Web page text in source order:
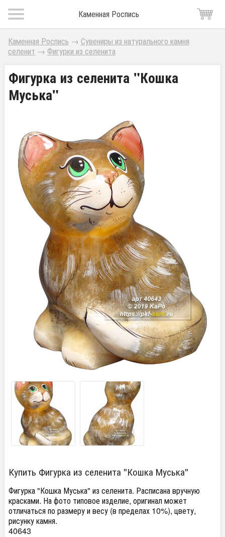
Каменная Роспись
Каменная Роспись → Сувениры из натурального камня
селенит → Фигурки из селенита
Фигурка из селенита "Кошка
Муська"
Купить Фигурка из селенита "Кошка Муська"
Фигурка "Кошка Муська" из селенита. Расписана вручную
красками. На фото типовое изделие, оригинал может
отличаться по размеру и весу (в пределах 10%), цвету,
рисунку камня.
40643